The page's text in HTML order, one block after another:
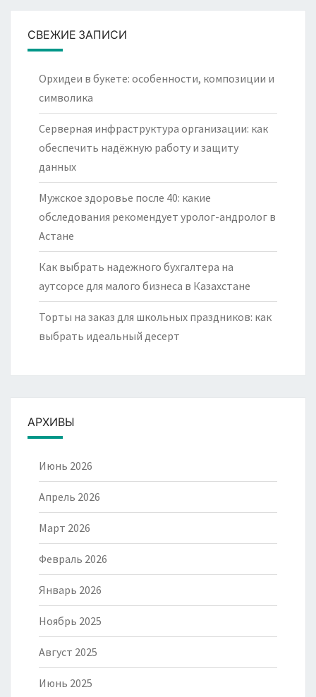
СВЕЖИЕ ЗАПИСИ
Орхидеи в букете: особенности, композиции и
символика
Серверная инфраструктура организации: как
обеспечить надёжную работу и защиту
данных
Мужское здоровье после 40: какие
обследования рекомендует уролог-андролог в
Астане
Как выбрать надежного бухгалтера на
аутсорсе для малого бизнеса в Казахстане
Торты на заказ для школьных праздников: как
выбрать идеальный десерт
АРХИВЫ
Июнь 2026
Апрель 2026
Март 2026
Февраль 2026
Январь 2026
Ноябрь 2025
Август 2025
Июнь 2025